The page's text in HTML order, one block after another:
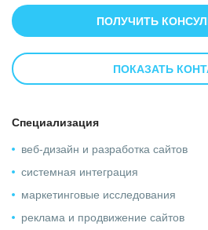
• Комплексное продвижение:
реклама и т.д
ПОЛУЧИТЬ
ПОКАЗАТЬ
Специализация
веб-дизайн и разработка сайтов
системная интеграция
маркетинговые исследования
реклама и продвижение сайтов